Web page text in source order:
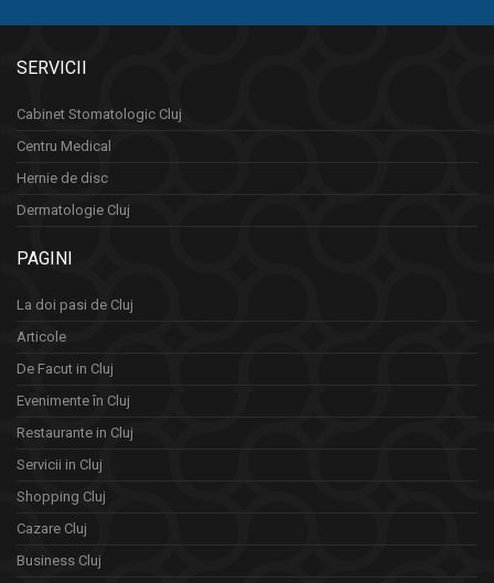
SERVICII
Cabinet Stomatologic Cluj
Centru Medical
Hernie de disc
Dermatologie Cluj
PAGINI
La doi pasi de Cluj
Articole
De Facut in Cluj
Evenimente în Cluj
Restaurante in Cluj
Servicii in Cluj
Shopping Cluj
Cazare Cluj
Business Cluj